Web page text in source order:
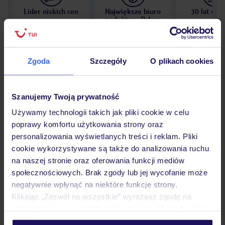
Zgoda Szczegóły O plikach cookies
Szanujemy Twoją prywatność
Używamy technologii takich jak pliki cookie w celu
poprawy komfortu użytkowania strony oraz
personalizowania wyświetlanych treści i reklam. Pliki
cookie wykorzystywane są także do analizowania ruchu
na naszej stronie oraz oferowania funkcji mediów
społecznościowych. Brak zgody lub jej wycofanie może
negatywnie wpłynąć na niektóre funkcje strony.
Klikając „Zezwól na wszystkie” wyrażasz zgodę na
personalizować swój wybór wchodząc w zakładkę
Lider niskich cen
Największe biuro
podróży w Polsce
30 lat w
Opinie
Pokoje
Wyżywienie